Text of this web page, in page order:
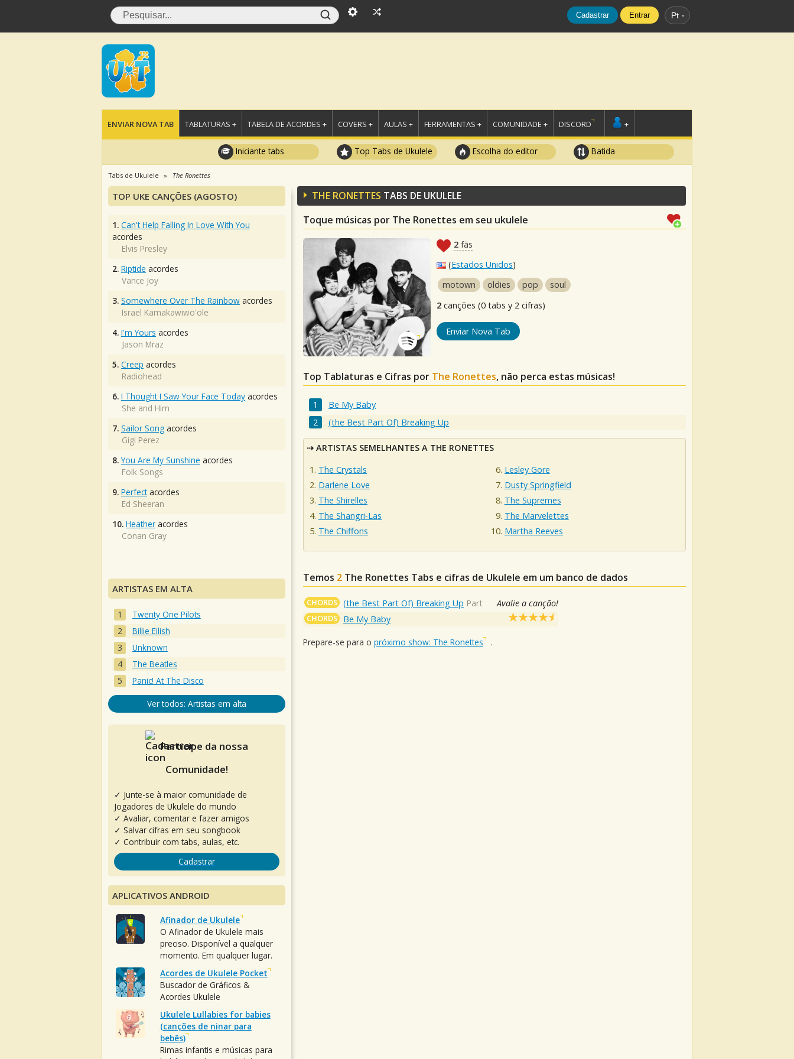
Cadastrar Entrar Pt
ENVIAR NOVA TAB TABLATURAS + TABELA DE ACORDES + COVERS + AULAS + FERRAMENTAS + COMUNIDADE + DISCORD +
Iniciante tabs Top Tabs de Ukulele Escolha do editor Batida
Tabs de Ukulele The Ronettes
THE RONETTES TABS DE UKULELE
Toque músicas por The Ronettes em seu ukulele
2 fãs
(Estados Unidos)
motown
oldies pop
soul
2 canções (0 tabs y 2 cifras)
Enviar Nova Tab
Top Tablaturas e Cifras por The Ronettes, não perca estas músicas!
Be My Baby
(the Best Part Of) Breaking Up
ARTISTAS SEMELHANTES A THE RONETTES
The Crystals
Darlene Love
The Shirelles
The Shangri‐Las
The Chiffons
Lesley Gore
Dusty Springfield
The Supremes
The Marvelettes
Martha Reeves
Temos 2 The Ronettes Tabs e cifras de Ukulele em um banco de dados
CHORDS (the Best Part Of) Breaking Up Part Avalie a canção!
CHORDS Be My Baby
Prepare-se para o próximo show: The Ronettes .
TOP UKE CANÇÕES (AGOSTO)
1. Can't Help Falling In Love With You
acordes
Elvis Presley
2. Riptide acordes
Vance Joy
3. Somewhere Over The Rainbow acordes
Israel Kamakawiwo'ole
4. I'm Yours acordes
Jason Mraz
5. Creep acordes
Radiohead
6. I Thought I Saw Your Face Today acordes
She and Him
7. Sailor Song acordes
Gigi Perez
8. You Are My Sunshine acordes
Folk Songs
9. Perfectacordes
Ed Sheeran
10. Heather acordes
Conan Gray
ARTISTAS EM ALTA
Twenty One Pilots
Billie Eilish
Unknown
The Beatles
Panic! At The Disco
Ver todos: Artistas em alta
Participe da nossa
Comunidade!
✓ Junte-se à maior comunidade de
Jogadores de Ukulele do mundo
✓ Avaliar, comentar e fazer amigos
✓ Salvar cifras em seu songbook
✓ Contribuir com tabs, aulas, etc.
Cadastrar
APLICATIVOS ANDROID
Afinador de Ukulele
O Afinador de Ukulele mais
preciso. Disponível a qualquer
momento. Em qualquer lugar.
Acordes de Ukulele Pocket
Buscador de Gráficos &
Acordes Ukulele
Ukulele Lullabies for babies
(canções de ninar para
bebês)
Rimas infantis e músicas para